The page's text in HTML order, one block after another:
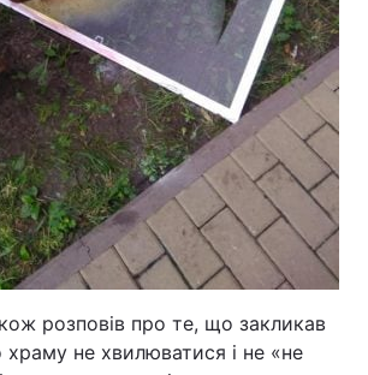
розповів про те, що закликав
храму не хвилюватися і не «не